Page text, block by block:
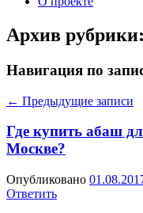
Архив рубрики:
Навигация по
← Предыдущие записи
Где купить абаш
Москве?
Опубликовано
Ответить